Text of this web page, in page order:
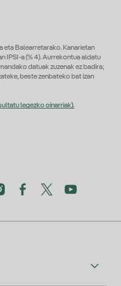
eta Balearretarako. Kanarietan
IPSI-a (% 4). Aurrekontua aldatu
datuak zuzenak ez badira;
beste zenbateko bat izan
legezko oinarriak).